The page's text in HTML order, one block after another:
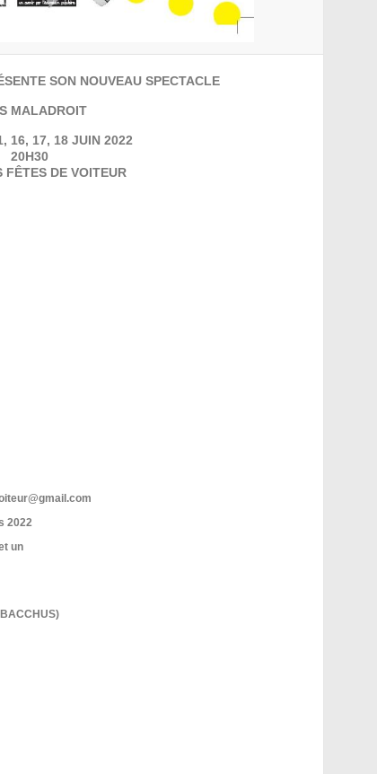
SON NOUVEAU SPECTACLE
MALADROIT
16, 17, 18 JUIN 2022
20H30
FÊTES DE VOITEUR
2022
un